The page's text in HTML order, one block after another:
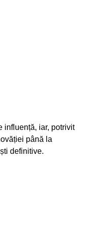
influență, iar, potrivit
până la
definitive.